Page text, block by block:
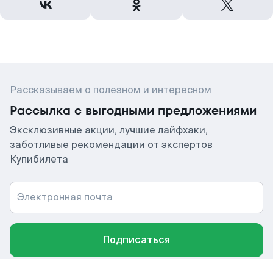
Рассказываем о полезном и интересном
Рассылка с выгодными предложениями
Эксклюзивные акции, лучшие лайфхаки,
заботливые рекомендации от экспертов
Купибилета
Электронная почта
Подписаться